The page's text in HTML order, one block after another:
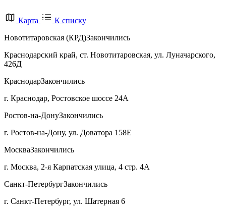
Карта
К списку
Новотитаровская (КРД)Закончились
Краснодарский край, ст. Новотитаровская, ул. Луначарского,
426Д
КраснодарЗакончились
г. Краснодар, Ростовское шоссе 24А
Ростов-на-ДонуЗакончились
г. Ростов-на-Дону, ул. Доватора 158Е
МоскваЗакончились
г. Москва, 2-я Карпатская улица, 4 стр. 4А
Санкт-ПетербургЗакончились
г. Санкт-Петербург, ул. Шатерная 6